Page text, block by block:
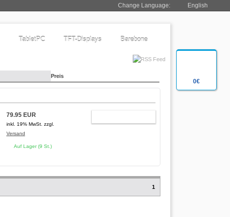
0€
Change Language: English
TabletPC TFT-Displays Barebone
Preis
79.95 EUR
inkl. 19% MwSt. zzgl.
Versand
Auf Lager (9 St.)
1